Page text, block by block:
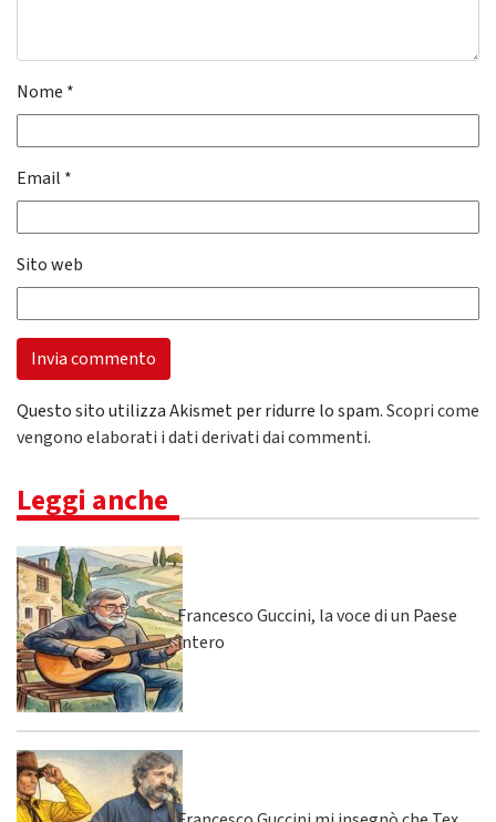
Nome *
Email *
Sito web
Questo sito utilizza Akismet per ridurre lo spam.Scopri come
vengono elaborati i dati derivati dai commenti.
Leggi anche
Francesco Guccini, la voce di un Paese
intero